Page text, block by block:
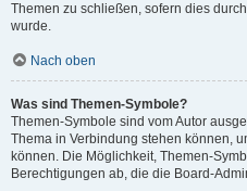
Themen zu schließen, sofern dies
wurde.
Nach oben
Was sind Themen-Symbole?
Themen-Symbole sind vom Autor
Thema in Verbindung stehen können,
können. Die Möglichkeit, Themen-
Berechtigungen ab, die die Board-